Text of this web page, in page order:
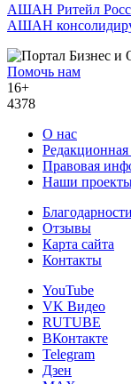
АШАН Ритейл
АШАН
Помочь нам
16+
4378
О нас
Правовая
Наши
Благодарности
Отзывы
Карта сайта
Контакты
YouTube
VK Видео
RUTUBE
ВКонтакте
Telegram
Дзен